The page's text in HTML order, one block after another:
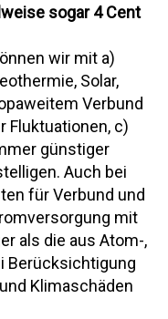
sogar 4 Cent
wir mit a)
Solar,
Verbund
Fluktuationen, c)
günstiger
Auch bei
für Verbund und
mit
als die aus Atom-,
Berücksichtigung
Klimaschäden